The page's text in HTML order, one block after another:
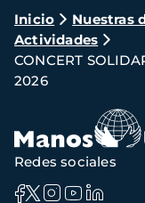
Ruta
de
navegación
Inicio Nuestras
Actividades
CONCERT
2026
Redes sociales